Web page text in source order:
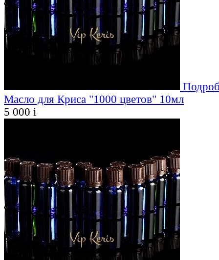
Масло для Криса "1000 цветов" 10мл
5 000 i